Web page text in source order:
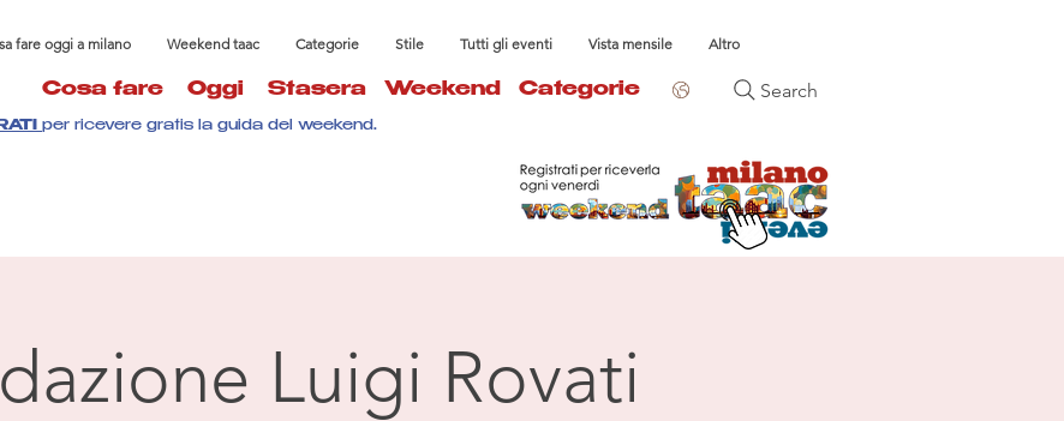
fare oggi a milano Weekend taac Categorie Stile Tutti gli eventi Vista mensile Altro
Cosa fare Oggi Stasera Weekend Categorie Search
per ricevere gratis la guida del weekend.
Luigi Rovati